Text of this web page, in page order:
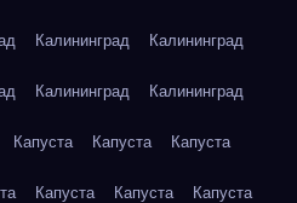
Калининград Калининград
Калининград Калининград
Капуста Капуста Капуста
Капуста Капуста Капуста